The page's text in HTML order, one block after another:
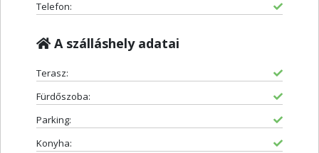
Telefon:
A szálláshely adatai
Terasz:
Fürdőszoba:
Parking:
Konyha: